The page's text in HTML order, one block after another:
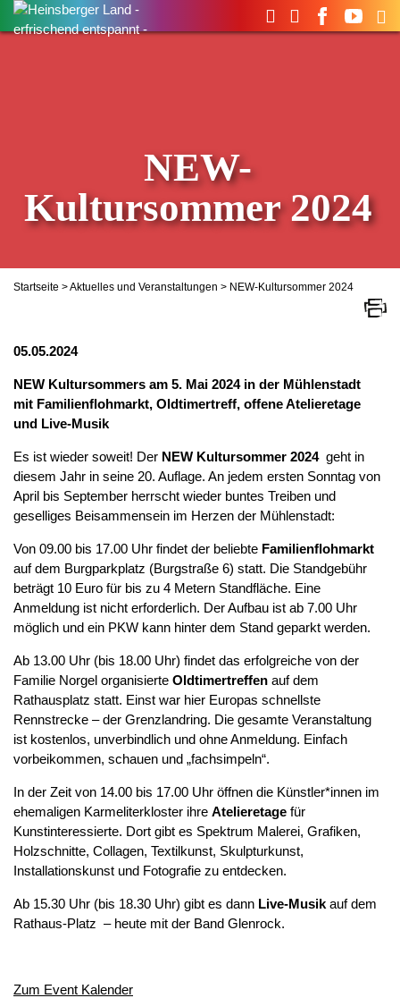
Suchen
nach:
NEW-
Kultursommer 2024
Startseite >Aktuelles und Veranstaltungen > NEW-Kultursommer 2024
05.05.2024
NEW Kultursommers am 5. Mai 2024 in der Mühlenstadt
mit Familienflohmarkt, Oldtimertreff, offene Atelieretage
und Live-Musik
Es ist wieder soweit! Der NEW Kultursommer 2024geht in
diesem Jahr in seine 20. Auflage. An jedem ersten Sonntag von
April bis September herrscht wieder buntes Treiben und
geselliges Beisammensein im Herzen der Mühlenstadt:
Von 09.00 bis 17.00 Uhr findet der beliebte Familienflohmarkt
auf dem Burgparkplatz (Burgstraße 6) statt. Die Standgebühr
beträgt 10 Euro für bis zu 4 Metern Standfläche. Eine
Anmeldung ist nicht erforderlich. Der Aufbau ist ab 7.00 Uhr
möglich und ein PKW kann hinter dem Stand geparkt werden.
Ab 13.00 Uhr (bis 18.00 Uhr) findet das erfolgreiche von der
Familie Norgel organisierte Oldtimertreffen auf dem
Rathausplatz statt. Einst war hier Europas schnellste
Rennstrecke – der Grenzlandring. Die gesamte Veranstaltung
ist kostenlos, unverbindlich und ohne Anmeldung. Einfach
vorbeikommen, schauen und „fachsimpeln“.
In der Zeit von 14.00 bis 17.00 Uhr öffnen die Künstler*innen im
ehemaligen Karmeliterkloster ihre Atelieretage für
Kunstinteressierte. Dort gibt es Spektrum Malerei, Grafiken,
Holzschnitte, Collagen, Textilkunst, Skulpturkunst,
Installationskunst und Fotografie zu entdecken.
Ab 15.30 Uhr (bis 18.30 Uhr) gibt es dann Live-Musik auf dem
Rathaus-Platz – heute mit der Band Glenrock.
Zum Event Kalender